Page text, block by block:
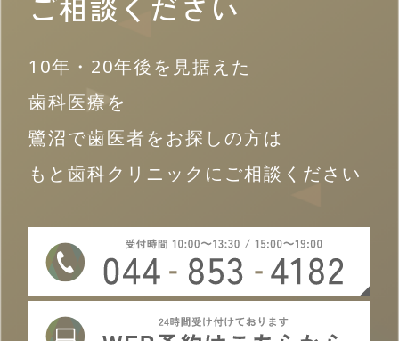
10年・20年後を見据えた
歯科医療を
鷺沼で歯医者をお探しの方は
もと歯科クリニックにご相談ください